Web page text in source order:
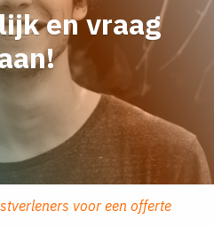
en vraag
voor een offerte